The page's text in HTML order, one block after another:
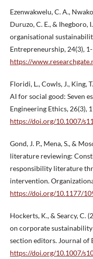
Ezenwakwelu, C. A.,
Duruzo, C. E., & Ihegboro,
organisational
Entrepreneurship, 24(3),
https://
Floridi, L., Cowls, J., King,
AI for social good: Seven
Engineering Ethics, 26(3),
https://doi.org/10.1007/
Gond, J. P., Mena, S., &
literature reviewing:
responsibility literature
intervention.
https://doi.org/10.1177/
Hockerts, K., & Searcy, C.
on corporate
section editors. Journal of
https://doi.org/10.1007/